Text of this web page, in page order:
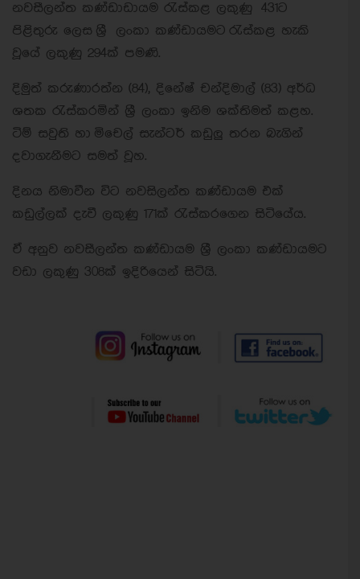
නවසීලන්ත කණ්ඩාඩායම රැස්කළ ලකුණු 431ට
පිළිතුරු ලෙස ශ්‍රී ලංකා කණ්ඩායමට රැස්කළ හැකි
වූයේ ලකුණු 294ක් පමණි.
දිමුත් කරුණාරත්න (84), දිනේෂ් චන්දිමාල් (83) අර්ධ
ශතක රැස්කරමින් ශ්‍රී ලංකා ඉනිම ශක්තිමත් කළහ.
ටිම් සවුති හා මිචෙල් සැන්ටර් කඩුලු තරන බැගින්
දවාගැනීමට සමත් වූහ.
දිනය නිමාවීන විට නවසිලන්ත කණ්ඩායම එක්
කඩුල්ලක් දැවී ලකුණු 171ක් රැස්කරගෙන සිටියේය.
ඒ අනුව නවසීලන්ත කණ්ඩායම ශ්‍රී ලංකා කණ්ඩායමට
වඩා ලකුණු 308ක් ඉදිරියෙන් සිටියි.